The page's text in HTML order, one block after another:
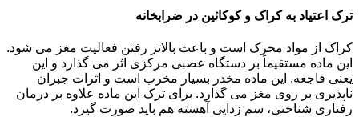
ترک اعتیاد به کراک و کوکائین در ضرابخانه
کراک از مواد محرک است و باعث بالاتر رفتن فعالیت مغز می شود.
این ماده مستقیماً بر دستگاه عصبی مرکزی اثر می گذارد و این
یعنی فاجعه. این ماده مخدر بسیار مخرب است و اثرات جبران
ناپذیری بر روی مغز می گذارد. برای ترک این ماده علاوه بر درمان
رفتاری شناختی، سم زدایی آهسته هم باید صورت گیرد.